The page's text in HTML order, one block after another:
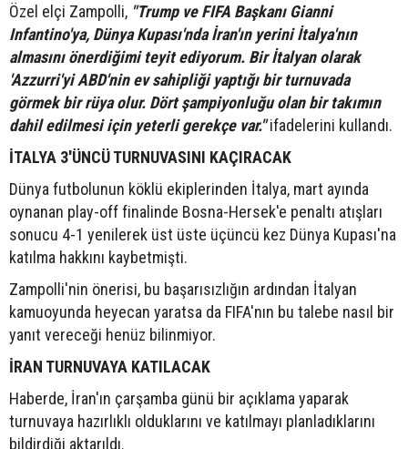
Özel elçi Zampolli, "Trump ve FIFA Başkanı Gianni
Infantino'ya, Dünya Kupası'nda İran'ın yerini İtalya'nın
almasını önerdiğimi teyit ediyorum. Bir İtalyan olarak
'Azzurri'yi ABD'nin ev sahipliği yaptığı bir turnuvada
görmek bir rüya olur. Dört şampiyonluğu olan bir takımın
dahil edilmesi için yeterli gerekçe var."ifadelerini kullandı.
İTALYA 3'ÜNCÜ TURNUVASINI KAÇIRACAK
Dünya futbolunun köklü ekiplerinden İtalya, mart ayında
oynanan play-off finalinde Bosna-Hersek'e penaltı atışları
sonucu 4-1 yenilerek üst üste üçüncü kez Dünya Kupası'na
katılma hakkını kaybetmişti.
Zampolli'nin önerisi, bu başarısızlığın ardından İtalyan
kamuoyunda heyecan yaratsa da FIFA'nın bu talebe nasıl bir
yanıt vereceği henüz bilinmiyor.
İRAN TURNUVAYA KATILACAK
Haberde, İran'ın çarşamba günü bir açıklama yaparak
turnuvaya hazırlıklı olduklarını ve katılmayı planladıklarını
bildirdiği aktarıldı.